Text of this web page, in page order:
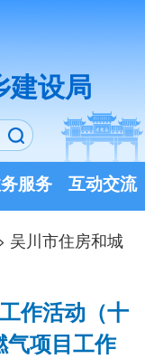
建设局
服务 互动交流
吴川市住房和城
作活动（十
项目工作